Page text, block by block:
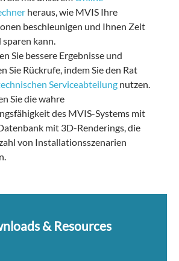
heraus, wie MVIS Ihre
beschleunigen und Ihnen Zeit
sparen kann.
Sie bessere Ergebnisse und
Sie Rückrufe, indem Sie den Rat
Serviceabteilungnutzen.
Sie die wahre
des MVIS-Systems mit
mit 3D-Renderings, die
von Installationsszenarien
& Resources